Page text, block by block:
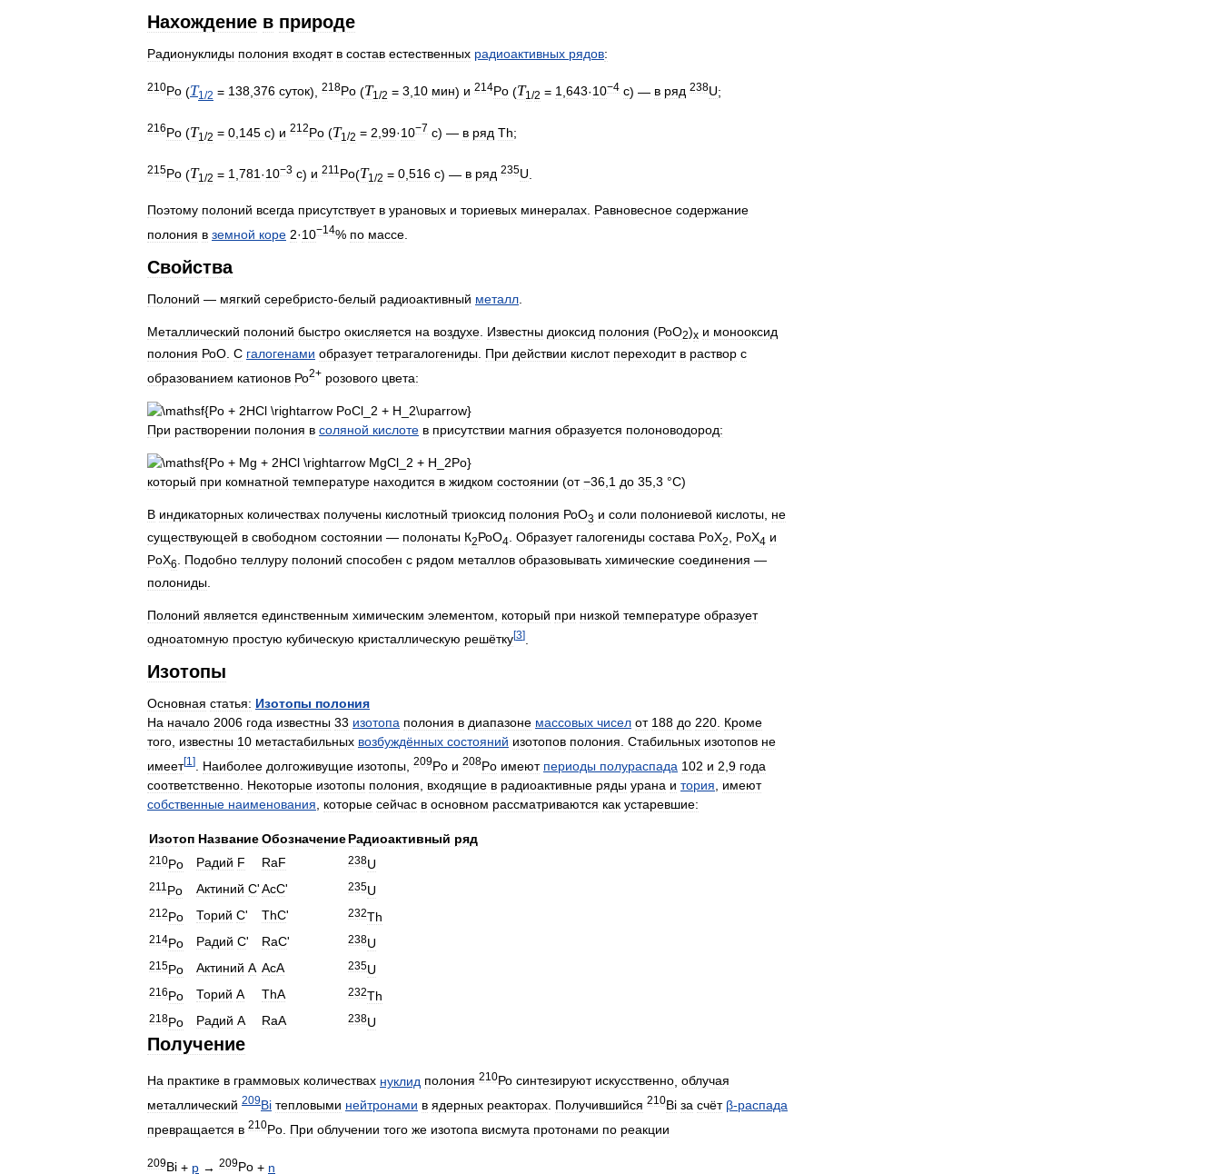
Нахождение в природе
Радионуклиды полония входят в состав естественных радиоактивных рядов:
210Po (Т1 /2 = 138 376 суток), 218Po (Т1 /2 = 3 10 мин) и 214Po (Т1 /2 = 1 643·10−4 с) — в ряд 238U;
216Po (Т1 /2 = 0 145 с) и 212Po (Т1 /2 = 2 99·10−7 с) — в ряд Th;
215Po (Т1 /2 = 1 781·10−3 с) и 211 Po(Т1 /2 = 0 516 с) — в ряд 235U
Поэтому полоний всегда присутствует в урановых и ториевых минералах Равновесное содержание
полония в земной коре 2·10−14% по массе
Свойства
Полоний — мягкий серебристо-белый радиоактивный металл
Металлический полоний быстро окисляется на воздухе Известны диоксид полония (РоО2)x и монооксид
полония РоО. С галогенами образует тетрагалогениды. При действии кислот переходит в раствор с
образованием катионов Ро2+ розового цвета:
При растворении полония в соляной кислоте в присутствии магния образуется полоноводород:
который при комнатной температуре находится в жидком состоянии (от −36 1 до 35 3 °C)
В индикаторных количествах получены кислотный триоксид полония РоО3 и соли полониевой кислоты не
существующей в свободном состоянии — полонаты К2РоО4 Образует галогениды состава PoX2 PoX4 и
PoX6 Подобно теллуру полоний способен с рядом металлов образовывать химические соединения —
полониды
Полоний является единственным химическим элементом который при низкой температуре образует
одноатомную простую кубическую кристаллическую решётку[3]
Изотопы
Основная статья: Изотопы полония
На начало 2006 года известны 33 изотопа полония в диапазоне массовых чисел от 188 до 220 Кроме
того известны 10 метастабильных возбуждённых состояний изотопов полония Стабильных изотопов не
имеет[1 ] Наиболее долгоживущие изотопы 209Po и 208Po имеют периоды полураспада 102 и 2 9 года
соответственно Некоторые изотопы полония входящие в радиоактивные ряды урана и тория
имеют
собственные наименования которые сейчас в основном рассматриваются как устаревшие:
Изотоп Название ОбозначениеРадиоактивный ряд
210Po Радий F RaF 238U
211 Po Актиний C'AcC' 235U
212Po Торий C' ThC' 232Th
214Po Радий C' RaC' 238U
215Po Актиний A AcA 235U
216Po Торий A ThA 232Th
218Po Радий A RaA 238U
Получение
На практике в граммовых количествах нуклид полония 210Ро синтезируют искусственно облучая
металлический 209Bi тепловыми нейтронами в ядерных реакторах Получившийся 210Bi за счёт β-распада
превращается в 210Po При облучении того же изотопа висмута протонами по реакции
209Bi + p → 209Po + n